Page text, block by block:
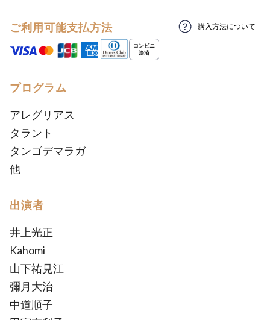
ご利用可能支払方法 購入方法について
プログラム
アレグリアス
タラント
タンゴデマラガ
他
出演者
井上光正
Kahomi
山下祐見江
彌月大治
中道順子